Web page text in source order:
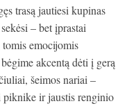
trasą jautiesi kupinas
– bet įprastai
emocijomis
akcentą dėti į gerą
šeimos nariai –
piknike ir jaustis renginio